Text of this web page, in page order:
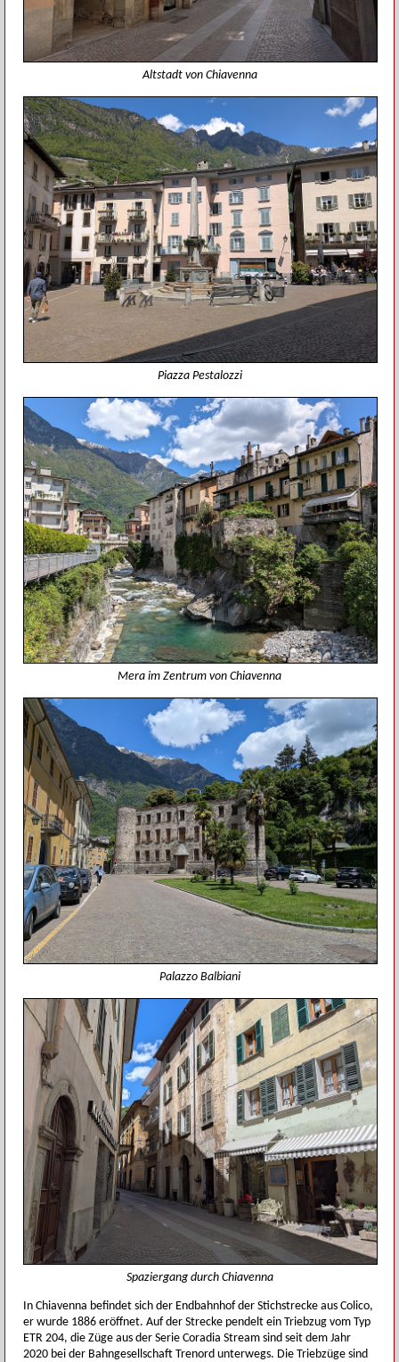
Altstadt von Chiavenna
Piazza Pestalozzi
Mera im Zentrum von Chiavenna
Palazzo Balbiani
Spaziergang durch Chiavenna
In Chiavenna befindet sich der Endbahnhof der Stichstrecke aus Colico,
er wurde 1886 eröffnet. Auf der Strecke pendelt ein Triebzug vom Typ
ETR 204, die Züge aus der Serie Coradia Stream sind seit dem Jahr
2020 bei der Bahngesellschaft Trenord unterwegs. Die Triebzüge sind